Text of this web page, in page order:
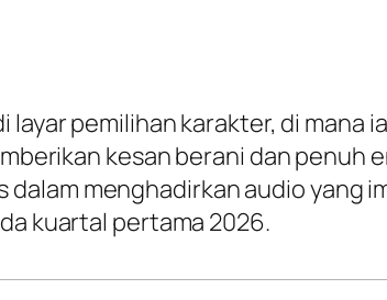
layar pemilihan karakter, di mana
kesan berani dan penuh
menghadirkan audio yang
kuartal pertama 2026.